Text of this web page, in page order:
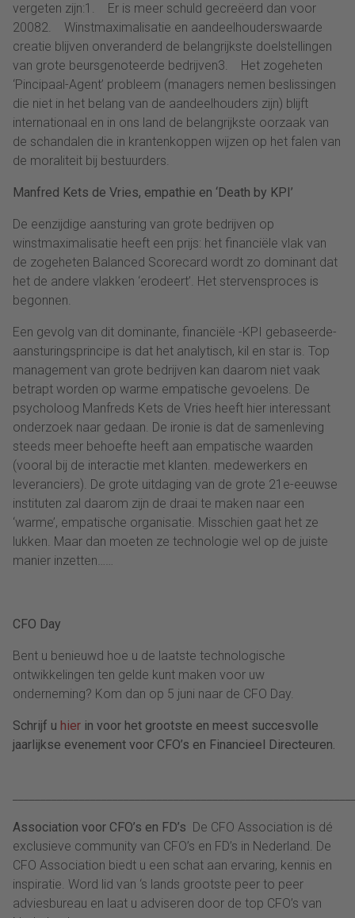
vergeten zijn:1. Er is meer schuld gecreëerd dan voor
20082. Winstmaximalisatie en aandeelhouderswaarde
creatie blijven onveranderd de belangrijkste doelstellingen
van grote beursgenoteerde bedrijven3. Het zogeheten
‘Pincipaal-Agent’ probleem (managers nemen beslissingen
die niet in het belang van de aandeelhouders zijn) blijft
internationaal en in ons land de belangrijkste oorzaak van
de schandalen die in krantenkoppen wijzen op het falen van
de moraliteit bij bestuurders.
Manfred Kets de Vries, empathie en ‘Death by KPI’
De eenzijdige aansturing van grote bedrijven op
winstmaximalisatie heeft een prijs: het financiële vlak van
de zogeheten Balanced Scorecard wordt zo dominant dat
het de andere vlakken ‘erodeert’. Het stervensproces is
begonnen.
Een gevolg van dit dominante, financiële -KPI gebaseerde-
aansturingsprincipe is dat het analytisch, kil en star is. Top
management van grote bedrijven kan daarom niet vaak
betrapt worden op warme empatische gevoelens. De
psycholoog Manfreds Kets de Vries heeft hier interessant
onderzoek naar gedaan. De ironie is dat de samenleving
steeds meer behoefte heeft aan empatische waarden
(vooral bij de interactie met klanten. medewerkers en
leveranciers). De grote uitdaging van de grote 21e-eeuwse
instituten zal daarom zijn de draai te maken naar een
‘warme’, empatische organisatie. Misschien gaat het ze
lukken. Maar dan moeten ze technologie wel op de juiste
manier inzetten……
CFO Day
Bent u benieuwd hoe u de laatste technologische
ontwikkelingen ten gelde kunt maken voor uw
onderneming? Kom dan op 5 juni naar de CFO Day.
Schrijf u hier in voor het grootste en meest succesvolle
jaarlijkse evenement voor CFO’s en Financieel Directeuren.
Association voor CFO’s en FD’s De CFO Association is dé
exclusieve community van CFO’s en FD’s in Nederland. De
CFO Association biedt u een schat aan ervaring, kennis en
inspiratie. Word lid van ‘s lands grootste peer to peer
adviesbureau en laat u adviseren door de top CFO’s van